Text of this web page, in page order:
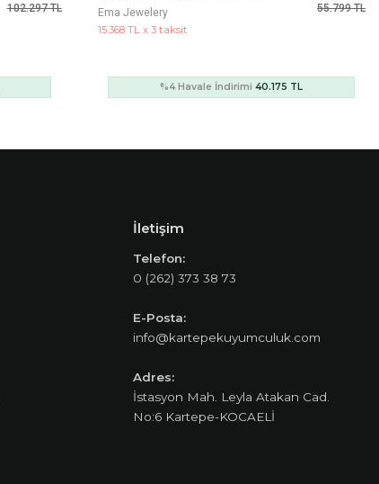
55.799 TL
Ema Jewelery
16.649 TL x 3 taksit
60.448 TL
%4 Havale İndirimi 43.523 TL
İletişim
Telefon:
0 (262) 373 38 73
E-Posta:
info@kartepekuyumculuk.com
Adres:
İstasyon Mah. Leyla Atakan Cad.
No:6 Kartepe-KOCAELİ